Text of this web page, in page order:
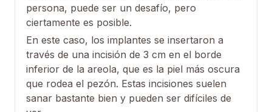
persona, puede ser un desafío, pero
ciertamente es posible.
En este caso, los implantes se insertaron a
través de una incisión de 3 cm en el borde
inferior de la areola, que es la piel más oscura
que rodea el pezón. Estas incisiones suelen
sanar bastante bien y pueden ser difíciles de